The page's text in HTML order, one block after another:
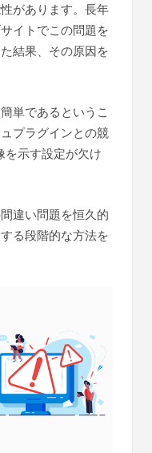
があります。長年
イトでこの問題を
結果、その原因を
単であるというこ
プラグインとの競
を示す設定が欠け
違い問題を恒久的
る段階的な方法を